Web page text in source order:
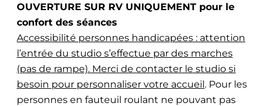
OUVERTURE SUR RV UNIQUEMENT pour le
confort des séances
Accessibilité personnes handicapées : attention
l’entrée du studio s’effectue par des marches
(pas de rampe). Merci de contacter le studio si
besoin pour personnaliser votre accueil. Pour les
personnes en fauteuil roulant ne pouvant pas